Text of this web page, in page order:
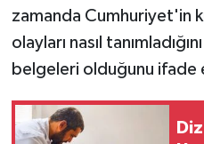
zamanda Cumhuriyet'in
olayları nasıl
belgeleri olduğunu ifade